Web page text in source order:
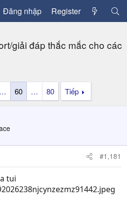
Đăng nhập Register
giải đáp thắc mắc cho các
… 60 … 80 Tiếp
#1,181
tui